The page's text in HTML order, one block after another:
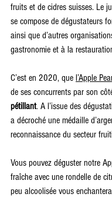
fruits et de cidres suisses. Le
se compose de dégustateurs
ainsi que d’autres
gastronomie et à la
C’est en 2020, que l’Apple
de ses concurrents par son
pétillant. A l’issue des
a décroché une médaille
reconnaissance du secteur
Vous pouvez déguster notre
fraîche avec une rondelle de
peu alcoolisée vous